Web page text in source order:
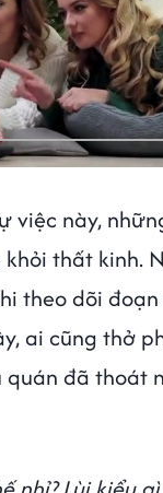
việc này,
thất kinh.
theo dõi
ai cũng thở
quán đã thoát